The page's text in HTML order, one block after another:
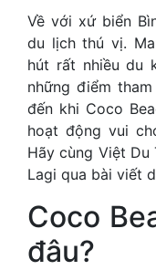
Về với xứ biển
du lịch thú vị.
hút rất nhiều du
những điểm
đến khi Coco
hoạt động vui
Hãy cùng Việt Du
Lagi qua bài viết
Coco
đâu?